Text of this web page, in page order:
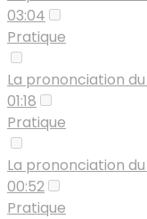
03:04
Pratique
La prononciation du
01:18
Pratique
La prononciation du
00:52
Pratique